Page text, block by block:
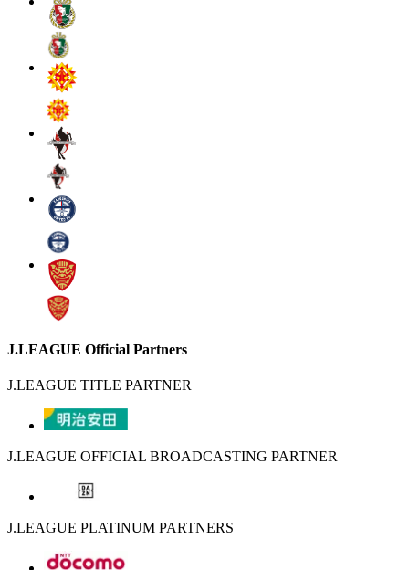
J.LEAGUE Official Partners
J.LEAGUE TITLE PARTNER
J.LEAGUE OFFICIAL BROADCASTING PARTNER
J.LEAGUE PLATINUM PARTNERS